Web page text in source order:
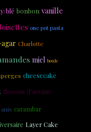
blé bonbon vanille
one pot pasta
Charlotte
miel boule
cheesecake
flocons d'avoine
anis carambar
Layer Cake